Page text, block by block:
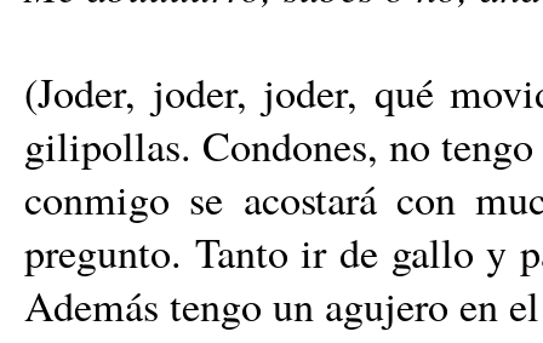
(Joder, joder, joder, qué
gilipollas. Condones, no
conmigo se acostará con
pregunto. Tanto ir de gallo y
Además tengo un agujero en